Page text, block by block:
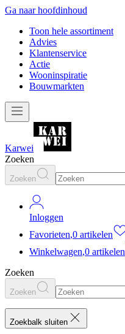
Ga naar hoofdinhoud
Toon hele assortiment
Advies
Klantenservice
Actie
Wooninspiratie
Bouwmarkten
Karwei
Zoeken
Zoeken
Inloggen
Favorieten,0 artikelen
Winkelwagen,0 artikelen
Zoeken
Zoeken
Zoekbalk sluiten